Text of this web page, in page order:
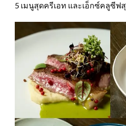
5 เมนูสุดครีเอท และเอ็กซ์คลูซีฟ